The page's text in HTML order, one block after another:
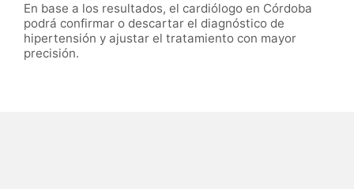
En base a los resultados, el cardiólogo en Córdoba
podrá confirmar o descartar el diagnóstico de
hipertensión y ajustar el tratamiento con mayor
precisión.